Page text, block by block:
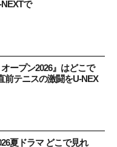
で
オープン2026』はどこで
前テニスの激闘をU-NEX
夏ドラマ どこで見れ